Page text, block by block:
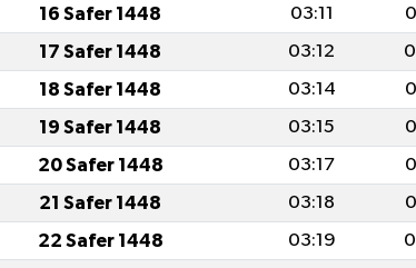
16 Safer 1448 03:11
17 Safer 1448 03:12
18 Safer 1448 03:14
19 Safer 1448 03:15
20 Safer 1448 03:17
21 Safer 1448 03:18
22 Safer 1448 03:19